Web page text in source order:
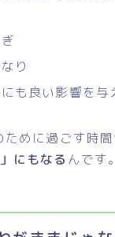
り
も良い影響を与
めに過ごす時間”
にもなる んです。